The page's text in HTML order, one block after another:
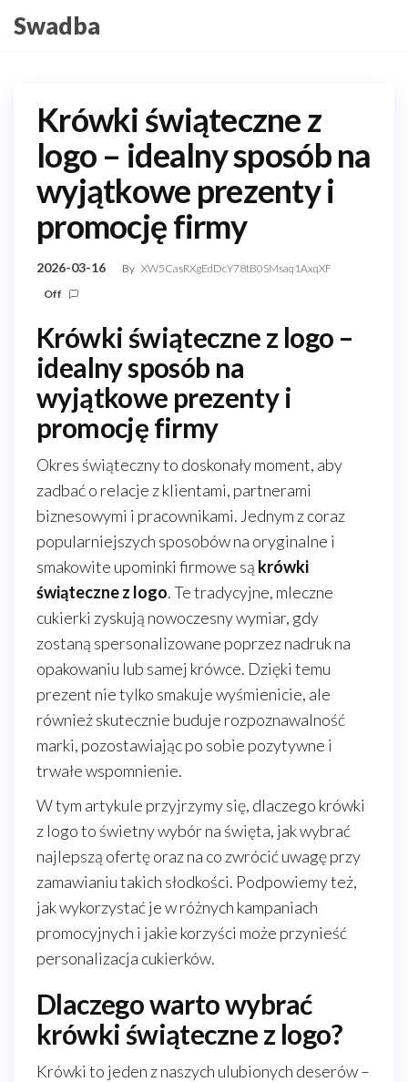
toSwadba
Krówki świąteczne z
logo – idealny sposób na
wyjątkowe prezenty i
promocję firmy
2026-03-16 By XW5CasRXgEdDcY78tB0SMsaq1AxqXF
Off
Krówki świąteczne z logo –
idealny sposób na
wyjątkowe prezenty i
promocję firmy
Okres świąteczny to doskonały moment, aby
zadbać o relacje z klientami, partnerami
biznesowymi i pracownikami. Jednym z coraz
popularniejszych sposobów na oryginalne i
smakowite upominki firmowe są krówki
świąteczne z logo. Te tradycyjne, mleczne
cukierki zyskują nowoczesny wymiar, gdy
zostaną spersonalizowane poprzez nadruk na
opakowaniu lub samej krówce. Dzięki temu
prezent nie tylko smakuje wyśmienicie, ale
również skutecznie buduje rozpoznawalność
marki, pozostawiając po sobie pozytywne i
trwałe wspomnienie.
W tym artykule przyjrzymy się, dlaczego krówki
z logo to świetny wybór na święta, jak wybrać
najlepszą ofertę oraz na co zwrócić uwagę przy
zamawianiu takich słodkości. Podpowiemy też,
jak wykorzystać je w różnych kampaniach
promocyjnych i jakie korzyści może przynieść
personalizacja cukierków.
Dlaczego warto wybrać
krówki świąteczne z logo?
Krówki to jeden z naszych ulubionych deserów –